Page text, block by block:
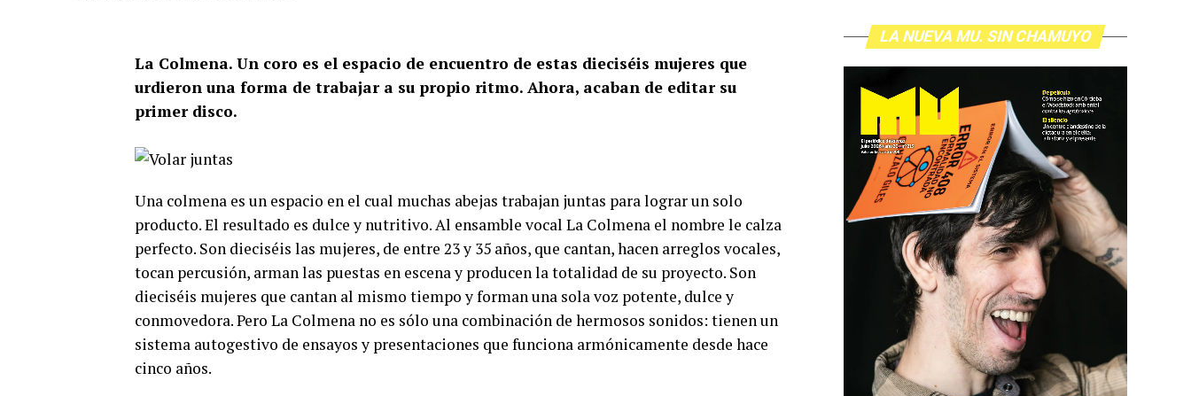
La Colmena. Un coro es el espacio de encuentro de estas dieciséis mujeres que
urdieron una forma de trabajar a su propio ritmo. Ahora, acaban de editar su
primer disco.
Una colmena es un espacio en el cual muchas abejas trabajan juntas para lograr un solo
producto. El resultado es dulce y nutritivo. Al ensamble vocal La Colmena el nombre le calza
perfecto. Son dieciséis las mujeres, de entre 23 y 35 años, que cantan, hacen arreglos vocales,
tocan percusión, arman las puestas en escena y producen la totalidad de su proyecto. Son
dieciséis mujeres que cantan al mismo tiempo y forman una sola voz potente, dulce y
conmovedora. Pero La Colmena no es sólo una combinación de hermosos sonidos: tienen un
sistema autogestivo de ensayos y presentaciones que funciona armónicamente desde hace
cinco años.
LA NUEVA MU. SIN CHAMUYO